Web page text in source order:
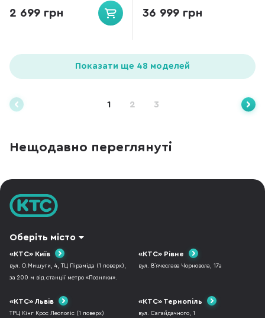
2 699 грн 36 999 грн
Показати ще 48 моделей
1 2 3
Нещодавно переглянуті
Оберіть місто
«КТС» Київ
вул. О.Мишуги, 4, ТЦ Піраміда (1 поверх),
за 200 м від станції метро «Позняки».
«КТС» Рівне
вул. В`ячеслава Чорновола, 17а
«КТС» Львів
ТРЦ Кінг Крос Леополіс (1 поверх)
«КТС» Тернопіль
вул. Сагайдачного, 1